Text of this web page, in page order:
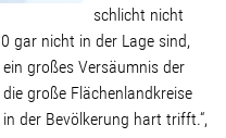
schlicht nicht
gar nicht in der Lage sind,
großes Versäumnis der
große Flächenlandkreise
der Bevölkerung hart trifft.“,